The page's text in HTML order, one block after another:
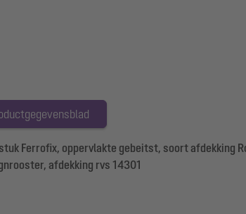
Ferrofix, oppervlakte gebeitst, soort afdekking
afdekking rvs 14301